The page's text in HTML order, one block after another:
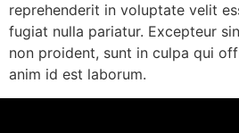
reprehenderit in voluptate velit
fugiat nulla pariatur. Excepteur
non proident, sunt in culpa qui
anim id est laborum.